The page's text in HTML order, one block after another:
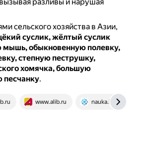
сельского хозяйства в Азии,
суслик, жёлтый суслик
обыкновенную полевку,
степную пеструшку,
хомячка, большую
песчанку.
www.alib.ru nauka.kz